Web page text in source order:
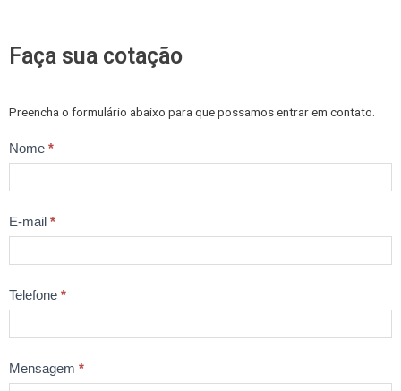
Faça sua cotação
Preencha o formulário abaixo para que possamos entrar em contato.
Trabalhe
Conosco
Nome *
E-mail *
Telefone *
Mensagem *